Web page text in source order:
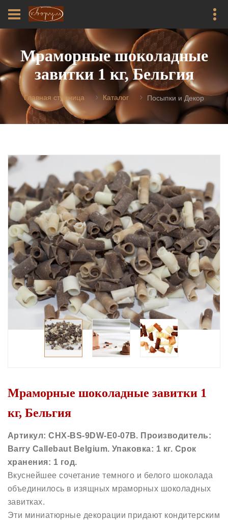
Мраморные шоколадные
завитки 1 кг, Бельгия
Главная страница Каталог Посыпки и Декор
Мраморные шоколадные завитки 1
кг, Бельгия
Артикул: CHX-BS-9DW-E0-07B. Производитель:
Barry Callebaut Belgium. Упаковка: 1 кг. Срок
хранения: 1 год.
Вкуснейшее сочетание темного и белого шоколада
объединилось в изящных мраморных шоколадных
завитках.
Эти миниатюрные декорации придают кондитерским